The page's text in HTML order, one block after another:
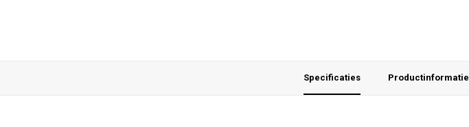
Specificaties Productinformatie